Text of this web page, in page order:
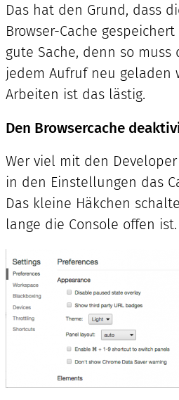
Das hat den Grund, dass
Browser-Cache
gute Sache, denn so
jedem Aufruf neu geladen
Arbeiten ist das lästig.
Den Browsercache
Wer viel mit den
in den Einstellungen das
Das kleine Häkchen
lange die Console offen ist.